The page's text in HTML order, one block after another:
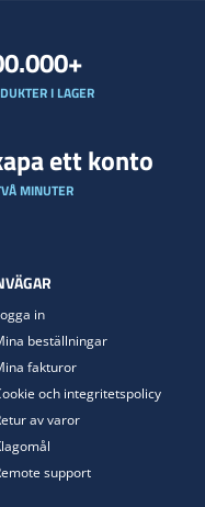
I LAGER
ett konto
MINUTER
in
beställningar
fakturor
och integritetspolicy
av varor
support